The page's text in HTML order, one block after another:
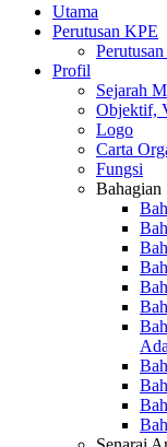
Utama
Perutusan KPE
Profil
Sejarah
Objektif,
Logo
Carta
Fungsi
Bahagian